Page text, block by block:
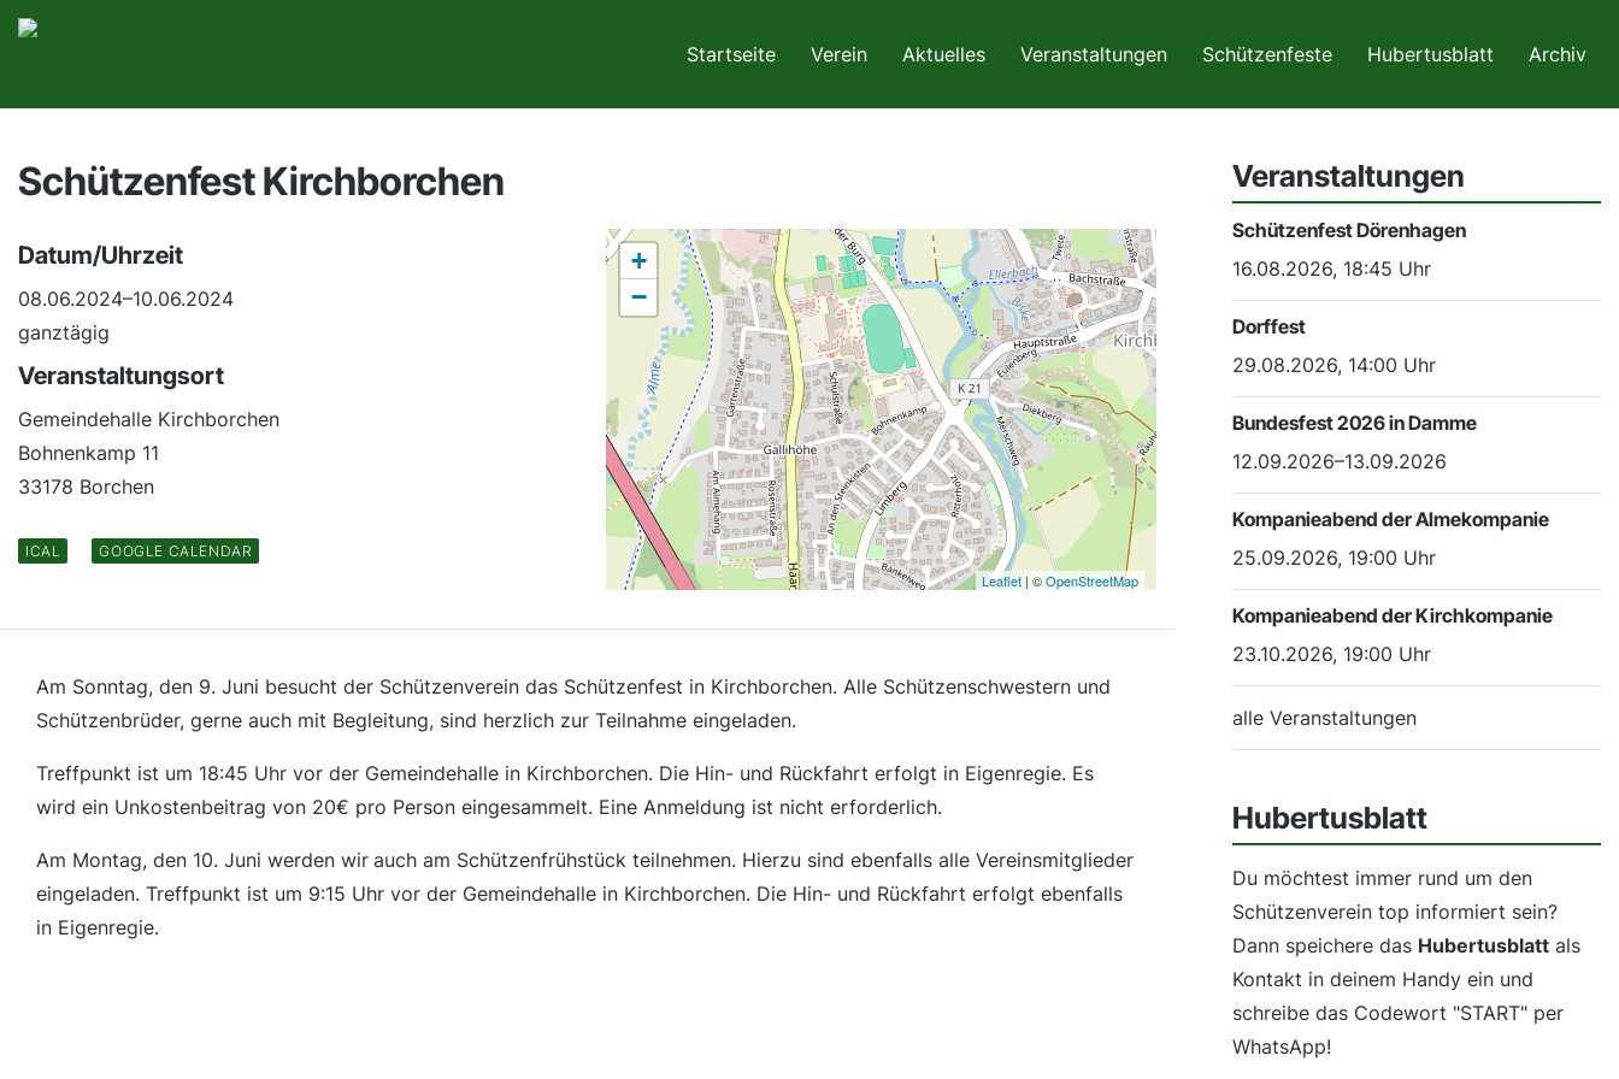
Startseite Verein Aktuelles Veranstaltungen Schützenfeste Hubertusblatt Archiv
Schützenfest Kirchborchen
Datum/Uhrzeit
08.06.2024–10.06.2024
ganztägig
Veranstaltungsort
Gemeindehalle Kirchborchen
Bohnenkamp 11
33178 Borchen
ICAL GOOGLE CALENDAR
+
−
Leaflet | ©OpenStreetMap
Am Sonntag, den 9. Juni besucht der Schützenverein das Schützenfest in Kirchborchen. Alle Schützenschwestern und
Schützenbrüder, gerne auch mit Begleitung, sind herzlich zur Teilnahme eingeladen.
Treffpunkt ist um 18:45 Uhr vor der Gemeindehalle in Kirchborchen. Die Hin- und Rückfahrt erfolgt in Eigenregie. Es
wird ein Unkostenbeitrag von 20€ pro Person eingesammelt. Eine Anmeldung ist nicht erforderlich.
Am Montag, den 10. Juni werden wir auch am Schützenfrühstück teilnehmen. Hierzu sind ebenfalls alle Vereinsmitglieder
eingeladen. Treffpunkt ist um 9:15 Uhr vor der Gemeindehalle in Kirchborchen. Die Hin- und Rückfahrt erfolgt ebenfalls
in Eigenregie.
Veranstaltungen
Schützenfest Dörenhagen
16.08.2026, 18:45 Uhr
Dorffest
29.08.2026, 14:00 Uhr
Bundesfest 2026 in Damme
12.09.2026–13.09.2026
Kompanieabend der Almekompanie
25.09.2026, 19:00 Uhr
Kompanieabend der Kirchkompanie
23.10.2026, 19:00 Uhr
alle Veranstaltungen
Hubertusblatt
Du möchtest immer rund um den
Schützenverein top informiert sein?
Dann speichere das Hubertusblatt als
Kontakt in deinem Handy ein und
schreibe das Codewort "START" per
WhatsApp!